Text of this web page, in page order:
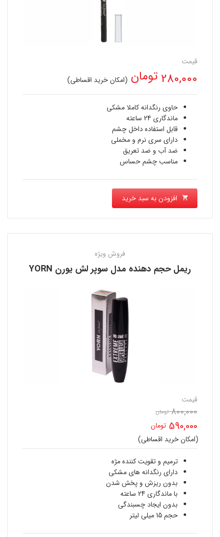
قیمت
280,000تومان (امکان خرید اقساطی)
حاوی رنگدانه کاملا مشکی
ماندگاری 24 ساعته
قابل استفاده داخل چشم
دارای سری نرم و مخملی
ضد آب و ضد تعریق
مناسب چشم حساس
افزودن به سبد خرید
فروش ویژه
ریمل حجم دهنده مدل سوپر لش یورن YORN
قیمت
800,000 تومان
اصلی
800,000 تومان
بود.
590,000 تومان
قیمت
فعلی
590,000 تومان
است.
(امکان خرید اقساطی)
ترمیم و تقویت کننده مژه
دارای رنگدانه های مشکی
بدون ریزش و پخش شدن
با ماندگاری 24 ساعته
بدون ایجاد چسبندگی
حجم 15 میلی لیتر